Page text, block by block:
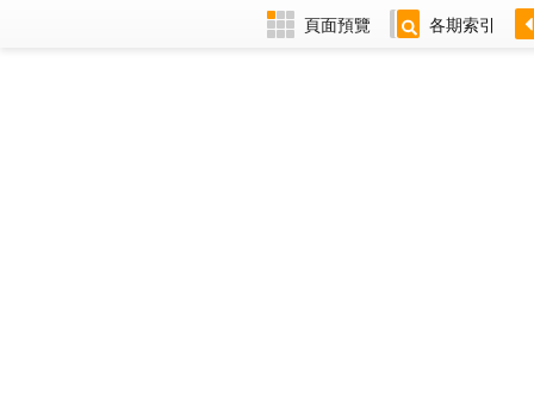
頁面預覽 各期索引